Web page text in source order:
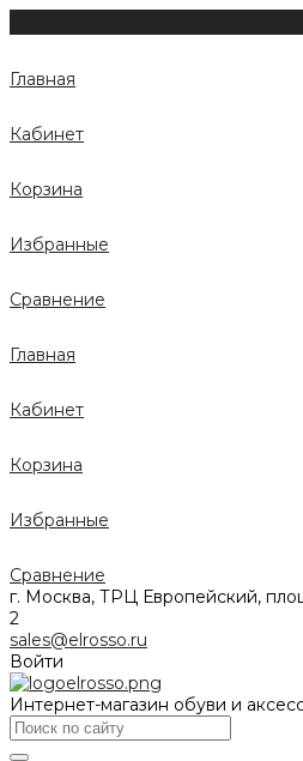
Главная
Кабинет
Корзина
Избранные
Сравнение
Главная
Кабинет
Корзина
Избранные
Сравнение
г. Москва, ТРЦ Европейский,
2
sales@elrosso.ru
Войти
Интернет-магазин обуви и